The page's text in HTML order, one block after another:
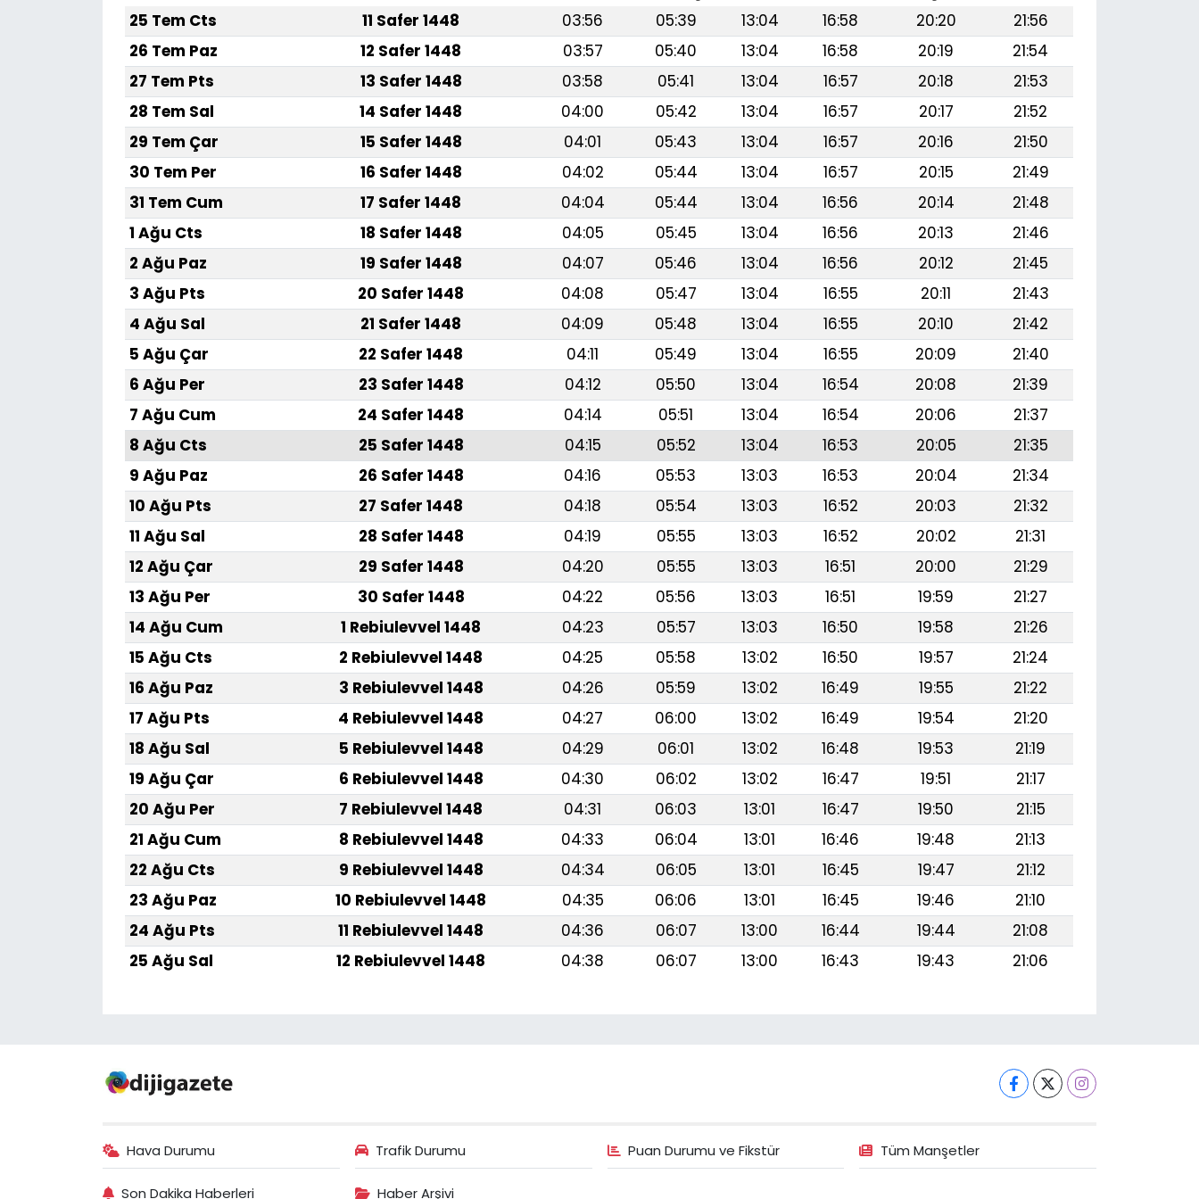
25 Tem Cts
11 Safer 1448 03:56 05:39 13:04 16:58 20:20
21:56
26 Tem Paz
12 Safer 1448 03:57 05:40 13:04 16:58 20:19
21:54
27 Tem Pts
13 Safer 1448 03:58 05:41 13:04 16:57 20:18
21:53
28 Tem Sal
14 Safer 1448 04:00 05:42 13:04 16:57 20:17
21:52
29 Tem Çar
15 Safer 1448 04:01 05:43 13:04 16:57 20:16
21:50
30 Tem Per
16 Safer 1448 04:02 05:44 13:04 16:57 20:15
21:49
31 Tem Cum
17 Safer 1448 04:04 05:44 13:04 16:56 20:14
21:48
1 Ağu Cts
18 Safer 1448 04:05 05:45 13:04 16:56 20:13
21:46
2 Ağu Paz
19 Safer 1448 04:07 05:46 13:04 16:56 20:12
21:45
3 Ağu Pts
20 Safer 1448 04:08 05:47 13:04 16:55 20:11
21:43
4 Ağu Sal
21 Safer 1448 04:09 05:48 13:04 16:55 20:10
21:42
5 Ağu Çar
22 Safer 1448 04:11 05:49 13:04 16:55 20:09
21:40
6 Ağu Per
23 Safer 1448 04:12 05:50 13:04 16:54 20:08
21:39
7 Ağu Cum
24 Safer 1448 04:14 05:51 13:04 16:54 20:06
21:37
8 Ağu Cts
25 Safer 1448 04:15 05:52 13:04 16:53 20:05
21:35
9 Ağu Paz
26 Safer 1448 04:16 05:53 13:03 16:53 20:04
21:34
10 Ağu Pts
27 Safer 1448 04:18 05:54 13:03 16:52 20:03
21:32
11 Ağu Sal
28 Safer 1448 04:19 05:55 13:03 16:52 20:02
21:31
12 Ağu Çar
29 Safer 1448 04:20 05:55 13:03 16:51 20:00
21:29
13 Ağu Per
30 Safer 1448 04:22 05:56 13:03 16:51 19:59
21:27
14 Ağu Cum
1 Rebiulevvel 1448 04:23 05:57 13:03 16:50 19:58
21:26
15 Ağu Cts
2 Rebiulevvel 1448 04:25 05:58 13:02 16:50 19:57
21:24
16 Ağu Paz
3 Rebiulevvel 1448 04:26 05:59 13:02 16:49 19:55
21:22
17 Ağu Pts
4 Rebiulevvel 1448 04:27 06:00 13:02 16:49 19:54
21:20
18 Ağu Sal
5 Rebiulevvel 1448 04:29 06:01 13:02 16:48 19:53
21:19
19 Ağu Çar
6 Rebiulevvel 1448 04:30 06:02 13:02 16:47 19:51
21:17
20 Ağu Per
7 Rebiulevvel 1448 04:31 06:03 13:01 16:47 19:50
21:15
21 Ağu Cum
8 Rebiulevvel 1448 04:33 06:04 13:01 16:46 19:48
21:13
22 Ağu Cts
9 Rebiulevvel 1448 04:34 06:05 13:01 16:45 19:47
21:12
23 Ağu Paz
10 Rebiulevvel 1448 04:35 06:06 13:01 16:45 19:46
21:10
24 Ağu Pts
11 Rebiulevvel 1448 04:36 06:07 13:00 16:44 19:44
21:08
25 Ağu Sal
12 Rebiulevvel 1448 04:38 06:07 13:00 16:43 19:43 21:06
Hava Durumu Trafik Durumu Puan Durumu ve Fikstür Tüm Manşetler
Son Dakika Haberleri Haber Arşivi
Video Galeri